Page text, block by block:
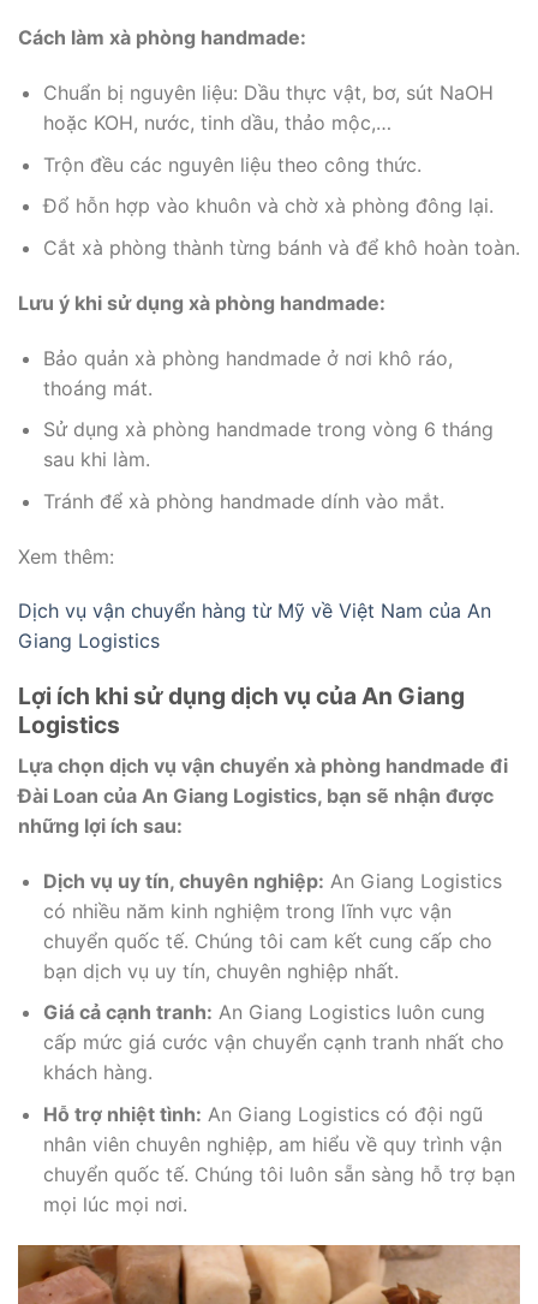
Cách làm xà phòng handmade:
Chuẩn bị nguyên liệu: Dầu thực vật, bơ, sút NaOH
hoặc KOH, nước, tinh dầu, thảo mộc,…
Trộn đều các nguyên liệu theo công thức.
Đổ hỗn hợp vào khuôn và chờ xà phòng đông lại.
Cắt xà phòng thành từng bánh và để khô hoàn toàn.
Lưu ý khi sử dụng xà phòng handmade:
Bảo quản xà phòng handmade ở nơi khô ráo,
thoáng mát.
Sử dụng xà phòng handmade trong vòng 6 tháng
sau khi làm.
Tránh để xà phòng handmade dính vào mắt.
Xem thêm:
Dịch vụ vận chuyển hàng từ Mỹ về Việt Nam của An
Giang Logistics
Lợi ích khi sử dụng dịch vụ của An Giang
Logistics
Lựa chọn dịch vụ vận chuyển xà phòng handmade đi
Đài Loan của An Giang Logistics, bạn sẽ nhận được
những lợi ích sau:
Dịch vụ uy tín, chuyên nghiệp: An Giang Logistics
có nhiều năm kinh nghiệm trong lĩnh vực vận
chuyển quốc tế. Chúng tôi cam kết cung cấp cho
bạn dịch vụ uy tín, chuyên nghiệp nhất.
Giá cả cạnh tranh: An Giang Logistics luôn cung
cấp mức giá cước vận chuyển cạnh tranh nhất cho
khách hàng.
Hỗ trợ nhiệt tình: An Giang Logistics có đội ngũ
nhân viên chuyên nghiệp, am hiểu về quy trình vận
chuyển quốc tế. Chúng tôi luôn sẵn sàng hỗ trợ bạn
mọi lúc mọi nơi.